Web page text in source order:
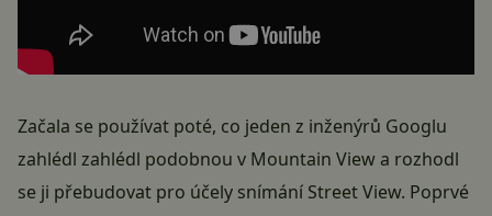
Začala se používat poté, co jeden z inženýrů Googlu
zahlédl zahlédl podobnou v Mountain View a rozhodl
se ji přebudovat pro účely snímání Street View. Poprvé